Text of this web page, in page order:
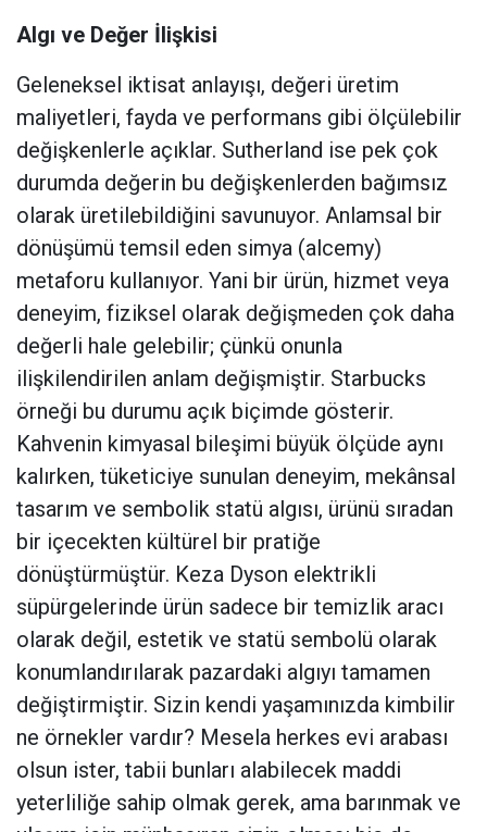
Algı ve Değer İlişkisi
Geleneksel iktisat anlayışı, değeri üretim
maliyetleri, fayda ve performans gibi ölçülebilir
değişkenlerle açıklar. Sutherland ise pek çok
durumda değerin bu değişkenlerden bağımsız
olarak üretilebildiğini savunuyor. Anlamsal bir
dönüşümü temsil eden simya (alcemy)
metaforu kullanıyor. Yani bir ürün, hizmet veya
deneyim, fiziksel olarak değişmeden çok daha
değerli hale gelebilir; çünkü onunla
ilişkilendirilen anlam değişmiştir. Starbucks
örneği bu durumu açık biçimde gösterir.
Kahvenin kimyasal bileşimi büyük ölçüde aynı
kalırken, tüketiciye sunulan deneyim, mekânsal
tasarım ve sembolik statü algısı, ürünü sıradan
bir içecekten kültürel bir pratiğe
dönüştürmüştür. Keza Dyson elektrikli
süpürgelerinde ürün sadece bir temizlik aracı
olarak değil, estetik ve statü sembolü olarak
konumlandırılarak pazardaki algıyı tamamen
değiştirmiştir. Sizin kendi yaşamınızda kimbilir
ne örnekler vardır? Mesela herkes evi arabası
olsun ister, tabii bunları alabilecek maddi
yeterliliğe sahip olmak gerek, ama barınmak ve